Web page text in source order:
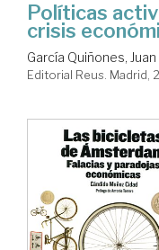
Políticas
crisis
García Quiñones,
Editorial Reus. Madrid,